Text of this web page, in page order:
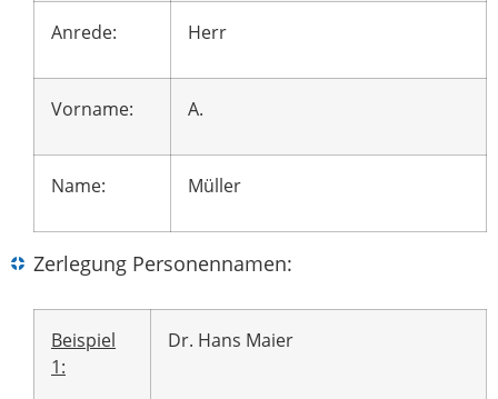
Anrede: Herr
Vorname: A.
Name: Müller
Zerlegung Personennamen:
Beispiel
1:
Dr. Hans Maier